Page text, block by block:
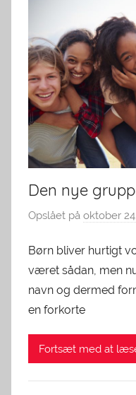
Den nye
Opslået på oktober
Børn bliver hurtigt
været sådan, men
navn og dermed
en forkorte
Fortsæt med at